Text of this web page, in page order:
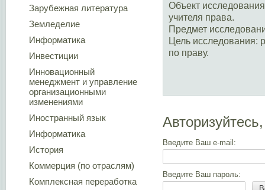
Зарубежная литература
Земледелие
Информатика
Инвестиции
Инновационный
менеджмент и управление
организационными
изменениями
Иностранный язык
Информатика
История
Коммерция (по отраслям)
Комплексная переработка
Объект
учителя права.
Предмет
Цель исследования:
по праву.
Введите Ваш e-mail:
Введите Ваш пароль: